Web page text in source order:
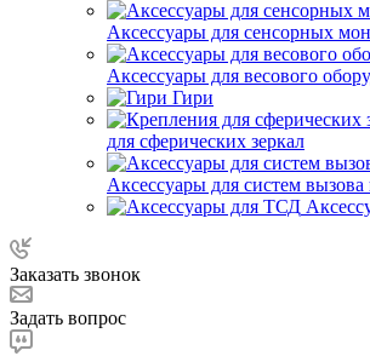
Аксессуары для сенсорных
Аксессуары для весового
Гири
для сферических зеркал
Аксессуары для систем вызова
Заказать звонок
Задать вопрос